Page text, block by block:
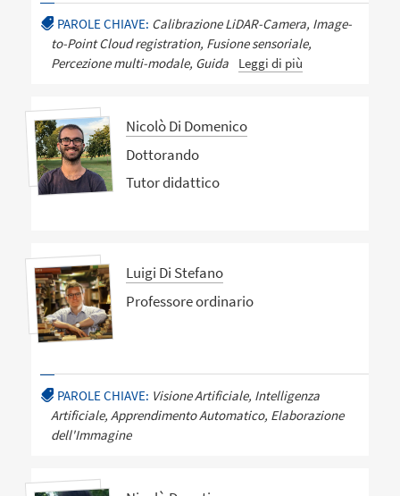
PAROLE CHIAVE: Calibrazione LiDAR-Camera, Image-
to-Point Cloud registration, Fusione sensoriale,
Percezione multi-modale, Guida
Leggi di più
Nicolò Di Domenico
Dottorando
Tutor didattico
Luigi Di Stefano
Professore ordinario
PAROLE CHIAVE: Visione Artificiale, Intelligenza
Artificiale, Apprendimento Automatico, Elaborazione
dell'Immagine